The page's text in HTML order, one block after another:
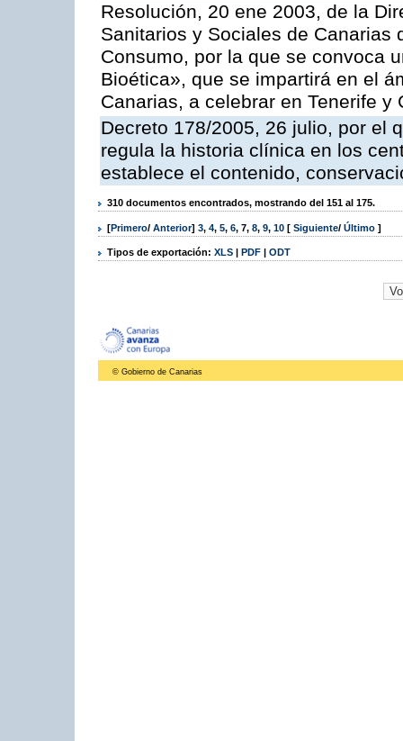
Resolución, 20 ene 2003, de la
Sanitarios y Sociales de Canarias
Consumo, por la que se convoca
Bioética», que se impartirá en el
Canarias, a celebrar en Tenerife y
Decreto 178/2005, 26 julio, por el
regula la historia clínica en los
establece el contenido,
310 documentos encontrados, mostrando del 151 al 175.
[Primero/ Anterior] 3, 4, 5, 6, 7, 8, 9, 10 [ Siguiente/ Último ]
Tipos de exportación: XLS | PDF | ODT
© Gobierno de Canarias